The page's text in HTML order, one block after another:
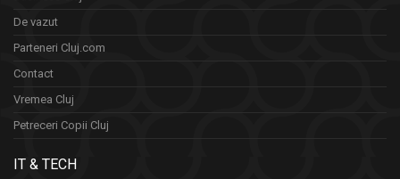
De vazut
Parteneri Cluj.com
Contact
Vremea Cluj
Petreceri Copii Cluj
IT & TECH